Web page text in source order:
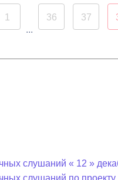
1
...
36 37
слушаний « 12 »
слушаний по